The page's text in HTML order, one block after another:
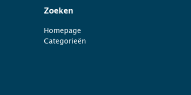
Zoeken
Homepage
Categorieën